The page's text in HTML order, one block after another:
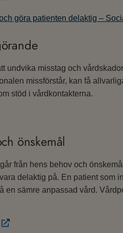
göra patienten delaktig –
undvika misstag och
missförstår, kan få
stöd i vårdkontakterna.
önskemål
från hens behov och
delaktig på. En patient som
en sämre anpassad vård.